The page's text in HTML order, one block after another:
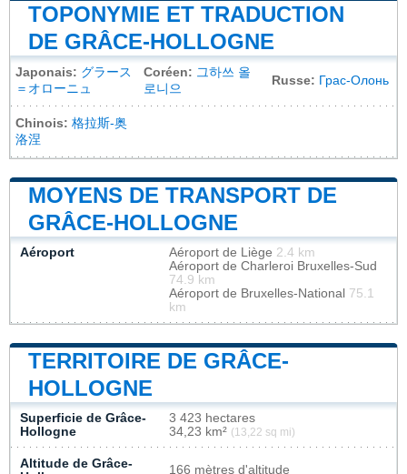
TOPONYMIE ET TRADUCTION
DE GRÂCE-HOLLOGNE
Japonais: グラース
＝オローニュ
Coréen: 그하쓰 올
로니으
Russe: Грас-Олонь
Chinois: 格拉斯-奥
洛涅
MOYENS DE TRANSPORT DE
GRÂCE-HOLLOGNE
Aéroport Aéroport de Liège 2.4 km
Aéroport de Charleroi Bruxelles-Sud
74.9 km
Aéroport de Bruxelles-National 75.1
km
TERRITOIRE DE GRÂCE-
HOLLOGNE
Superficie de Grâce-
Hollogne
3 423 hectares
34,23 km² (13,22 sq mi)
Altitude de Grâce-
166 mètres d'altitude